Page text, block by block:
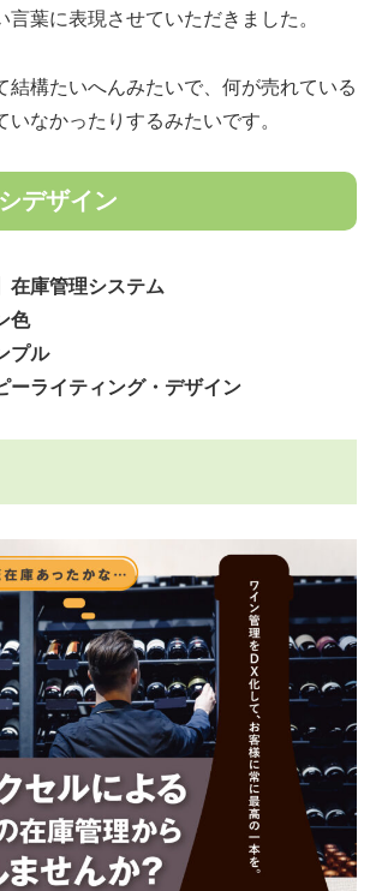
言葉に表現させていただきました。
結構たいへんみたいで、何が売れている
いなかったりするみたいです。
デザイン
在庫管理システム
色
プル
ーライティング・デザイン